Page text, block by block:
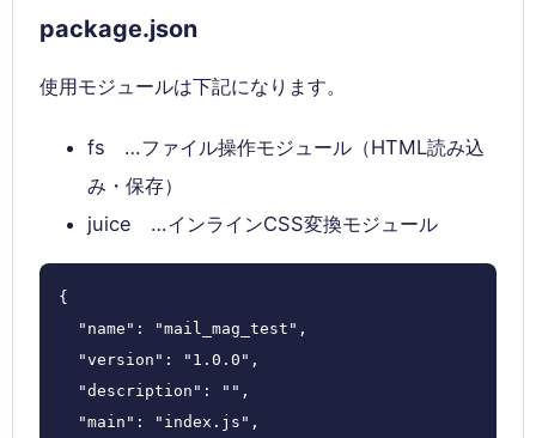
package.json
使用モジュールは下記になります。
fs …ファイル操作モジュール（HTML読み込
み・保存）
juice …インラインCSS変換モジュール
{
  "name": "mail_mag_test",
  "version": "1.0.0",
  "description": "",
  "main": "index.js",